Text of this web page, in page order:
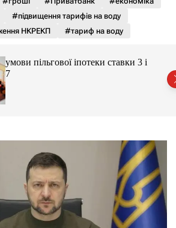
к
а
о
г
о
р
е
ж
и
м
#підвищення тарифів на воду
НКРЕКП
#тариф на воду
умови пільгової іпотеки ставки 3 і
7